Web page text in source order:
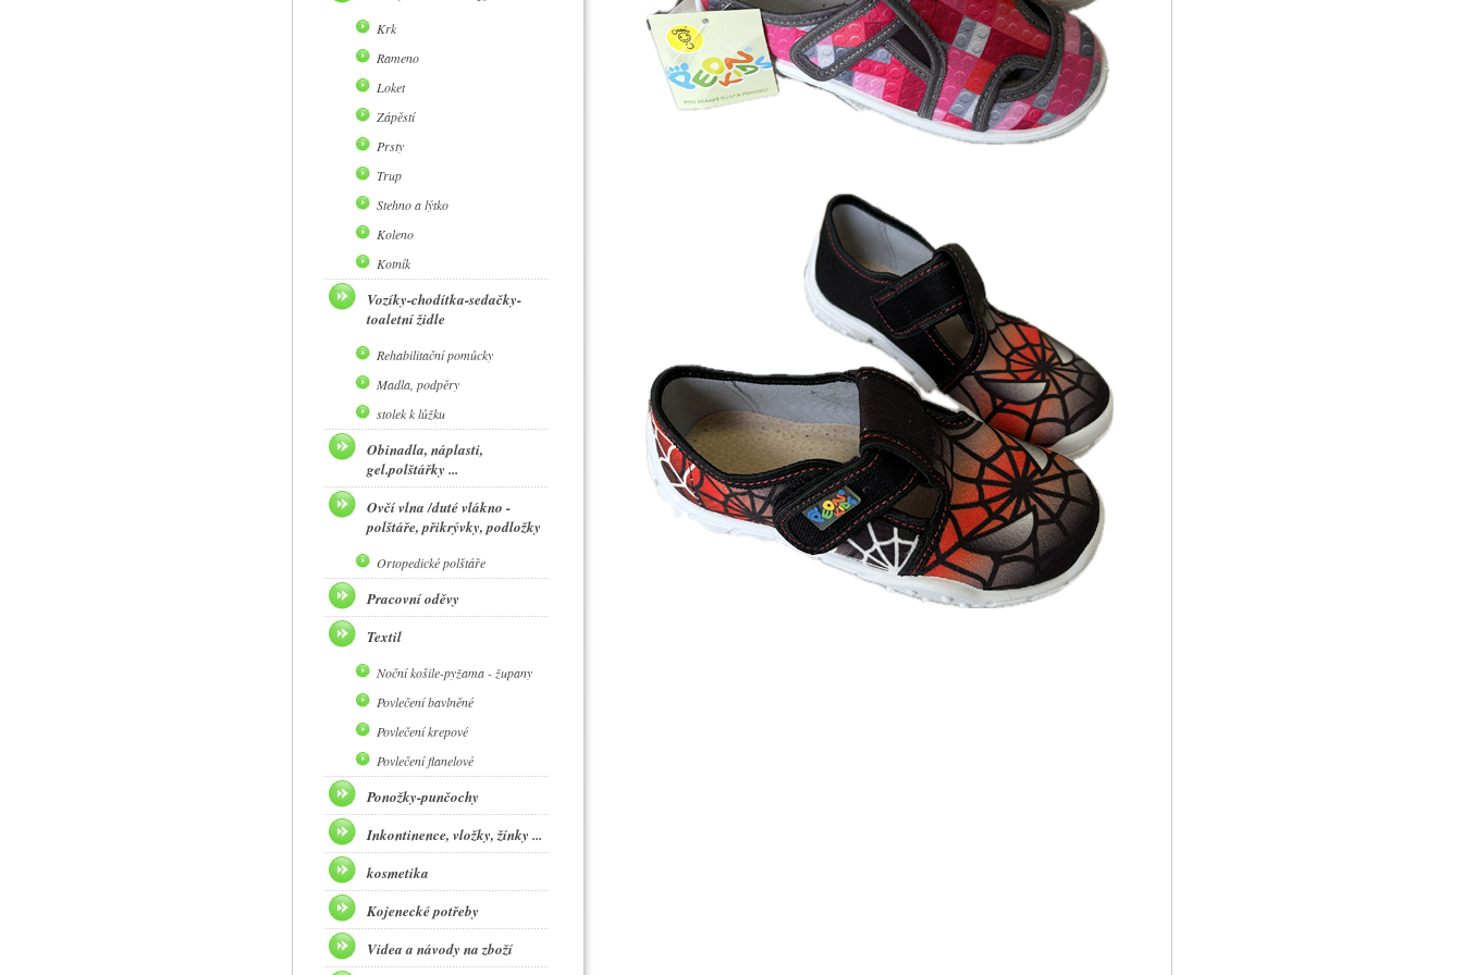
Krk
Rameno
Loket
Zápěstí
Prsty
Trup
Stehno a lýtko
Koleno
Kotník
Vozíky-chodítka-sedačky-
toaletní židle
Rehabilitační pomůcky
Madla, podpěry
stolek k lůžku
Obinadla, náplasti,
gel.polštářky ...
Ovčí vlna /duté vlákno -
polštáře, přikrývky, podložky
Ortopedické polštáře
Pracovní oděvy
Textil
Noční košile-pyžama - župany
Povlečení bavlněné
Povlečení krepové
Povlečení flanelové
Ponožky-punčochy
Inkontinence, vložky, žínky ...
kosmetika
Kojenecké potřeby
Videa a návody na zboží